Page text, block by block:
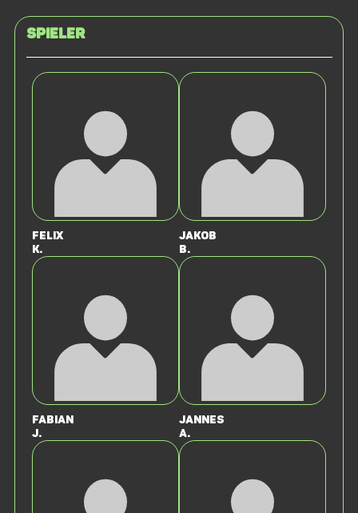
Spieler
Felix
K.
Jakob
B.
Fabian
J.
Jannes
A.